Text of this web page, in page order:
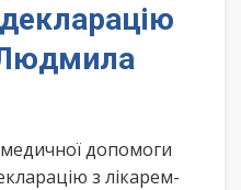
Людмила
допомоги
з лікарем-